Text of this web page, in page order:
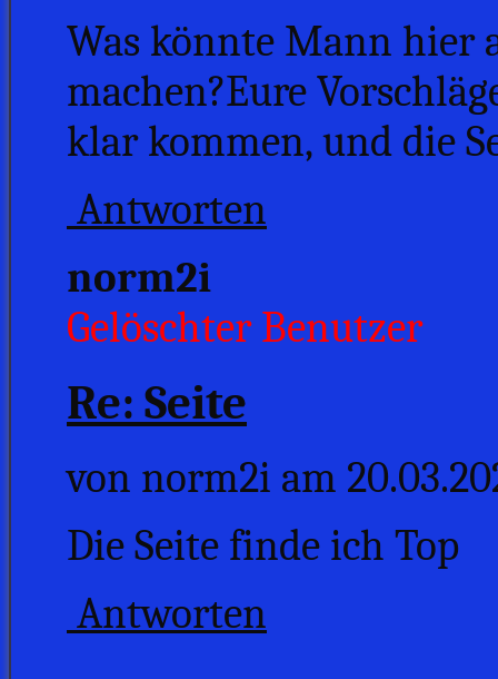
Was könnte Mann hier
machen?Eure
klar kommen, und die
Antworten
norm2i
Gelöschter Benutzer
Re: Seite
von norm2i am
Die Seite finde ich Top
Antworten